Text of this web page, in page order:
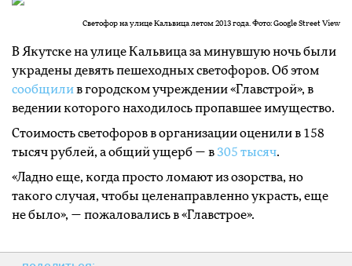
Светофор на улице Кальвица летом 2013 года. Фото: Google Street View
В Якутске на улице Кальвица за минувшую ночь были
украдены девять пешеходных светофоров. Об этом
сообщилив городском учреждении «Главстрой», в
ведении которого находилось пропавшее имущество.
Стоимость светофоров в организации оценили в 158
тысяч рублей, а общий ущерб — в305 тысяч.
«Ладно еще, когда просто ломают из озорства, но
такого случая, чтобы целенаправленно украсть, еще
не было», — пожаловались в «Главстрое».